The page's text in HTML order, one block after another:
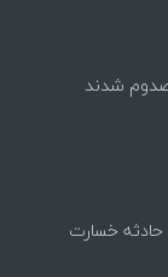
خسارت